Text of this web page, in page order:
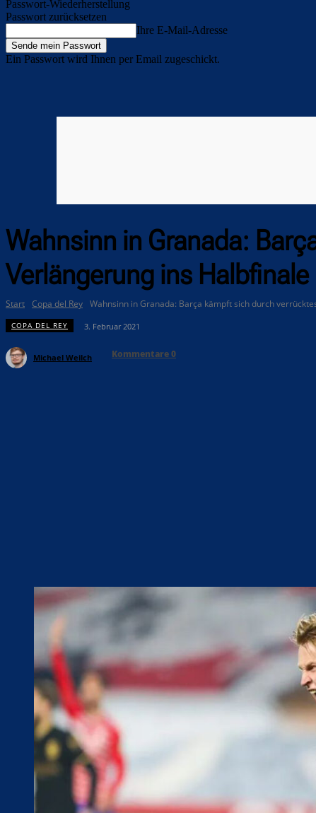
Passwort-Wiederherstellung
Passwort zurücksetzen
Ihre E-Mail-Adresse
Ein Passwort wird Ihnen per Email zugeschickt.
Wahnsinn in Granada:
Verlängerung ins Halbfinale
Start Copa del Rey Wahnsinn in Granada: Barça kämpft sich durch
COPA DEL REY 3. Februar 2021
Michael Weilch Kommentare0